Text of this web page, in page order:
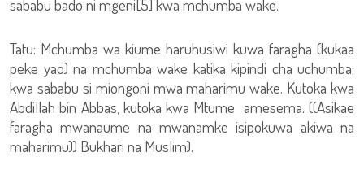
sababu bado ni mgeni[5] kwa mchumba wake.
Tatu: Mchumba wa kiume haruhusiwi kuwa faragha (kukaa
peke yao) na mchumba wake katika kipindi cha uchumba;
kwa sababu si miongoni mwa maharimu wake. Kutoka kwa
Abdillah bin Abbas, kutoka kwa Mtume amesema: ((Asikae
faragha mwanaume na mwanamke isipokuwa akiwa na
maharimu)) Bukhari na Muslim).